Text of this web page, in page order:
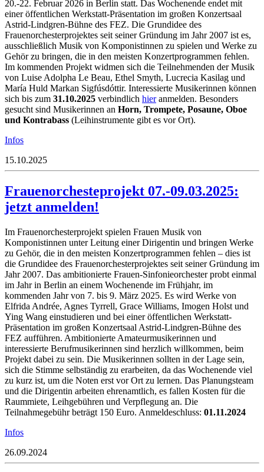
20.-22. Februar 2026 in Berlin statt. Das Wochenende endet mit
einer öffentlichen Werkstatt-Präsentation im großen Konzertsaal
Astrid-Lindgren-Bühne des FEZ. Die Grundidee des
Frauenorchesterprojektes seit seiner Gründung im Jahr 2007 ist es,
ausschließlich Musik von Komponistinnen zu spielen und Werke zu
Gehör zu bringen, die in den meisten Konzertprogrammen fehlen.
Im kommenden Projekt widmen sich die Teilnehmenden der Musik
von Luise Adolpha Le Beau, Ethel Smyth, Lucrecia Kasilag und
María Huld Markan Sigfúsdóttir. Interessierte Musikerinnen können
sich bis zum 31.10.2025 verbindlich hieranmelden. Besonders
gesucht sind Musikerinnen an Horn, Trompete, Posaune, Oboe
und Kontrabass (Leihinstrumente gibt es vor Ort).
Infos
15.10.2025
Frauenorchesteprojekt 07.-09.03.2025:
jetzt anmelden!
Im Frauenorchesterprojekt spielen Frauen Musik von
Komponistinnen unter Leitung einer Dirigentin und bringen Werke
zu Gehör, die in den meisten Konzertprogrammen fehlen – dies ist
die Grundidee des Frauenorchesterprojektes seit seiner Gründung im
Jahr 2007. Das ambitionierte Frauen-Sinfonieorchester probt einmal
im Jahr in Berlin an einem Wochenende im Frühjahr, im
kommenden Jahr von 7. bis 9. März 2025. Es wird Werke von
Elfrida Andrée, Agnes Tyrrell, Grace Williams, Imogen Holst und
Ying Wang einstudieren und bei einer öffentlichen Werkstatt-
Präsentation im großen Konzertsaal Astrid-Lindgren-Bühne des
FEZ aufführen. Ambitionierte Amateurmusikerinnen und
interessierte Berufmusikerinnen sind herzlich willkommen, beim
Projekt dabei zu sein. Die Musikerinnen sollten in der Lage sein,
sich die Stimme selbständig zu erarbeiten, da das Wochenende viel
zu kurz ist, um die Noten erst vor Ort zu lernen. Das Planungsteam
und die Dirigentin arbeiten ehrenamtlich, es fallen Kosten für die
Raummiete, Leihgebühren und Verpflegung an. Die
Teilnahmegebühr beträgt 150 Euro. Anmeldeschluss: 01.11.2024
Infos
26.09.2024